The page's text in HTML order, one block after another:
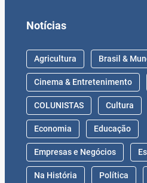
Notícias
Agricultura Brasil &
Cinema & Entretenimento
COLUNISTAS Cultura
Economia Educação
Empresas e Negócios
Na História Política